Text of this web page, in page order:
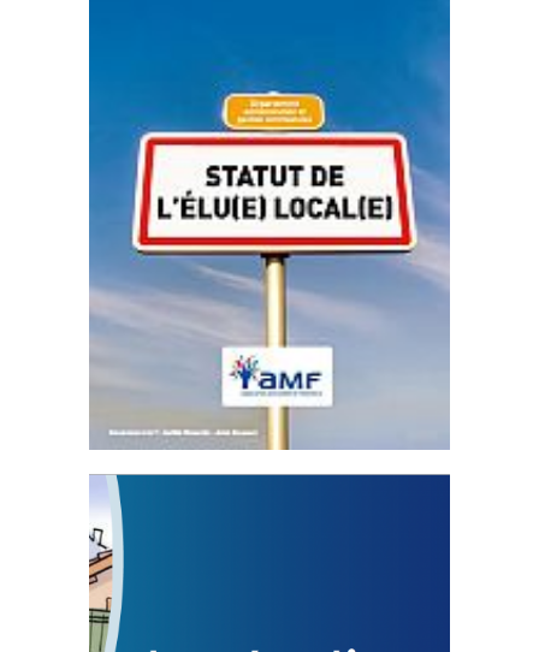
Statut de l’élu local
3 avril 2024
Mise à jour avril 2024
FEUILLETER